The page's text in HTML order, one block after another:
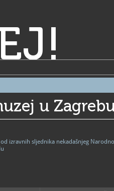
u
izravnih sljednika nekadašnjeg